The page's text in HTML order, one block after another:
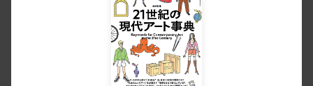
あわせて読みたい